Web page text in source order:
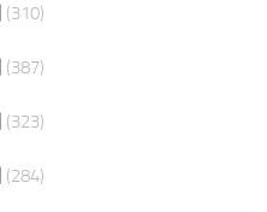
(310)
(387)
(323)
(284)